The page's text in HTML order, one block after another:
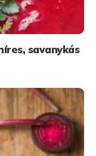
savanykás